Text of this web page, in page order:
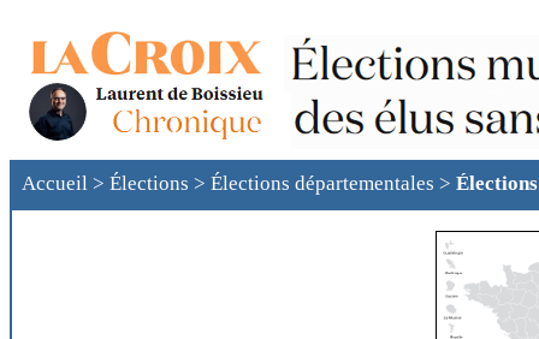
Accueil > Élections > Élections départementales >